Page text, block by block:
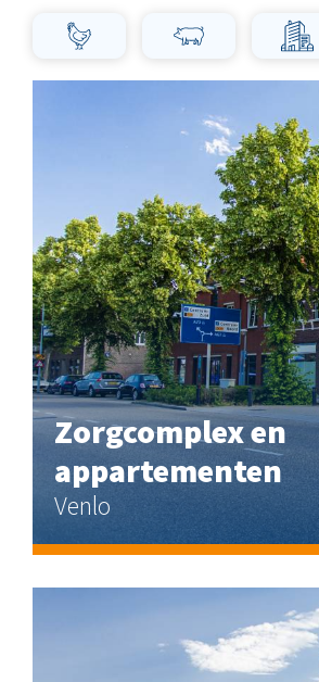
Zorgcomplex en
appartementen
Venlo